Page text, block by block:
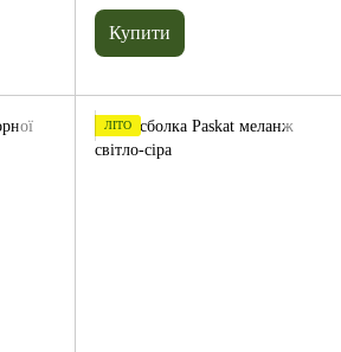
Купити
ЛІТО